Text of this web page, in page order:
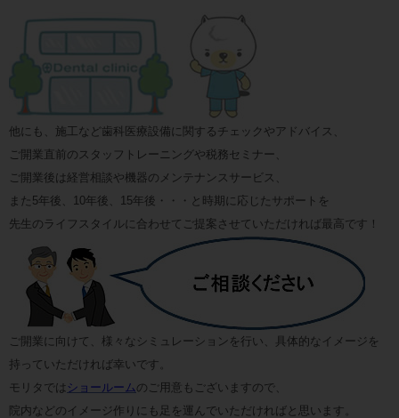
他にも、施工など歯科医療設備に関するチェックやアドバイス、
ご開業直前のスタッフトレーニングや税務セミナー、
ご開業後は経営相談や機器のメンテナンスサービス、
また5年後、10年後、15年後・・・と時期に応じたサポートを
先生のライフスタイルに合わせてご提案させていただければ最高です！
ご開業に向けて、様々なシミュレーションを行い、具体的なイメージを
持っていただければ幸いです。
モリタでは ショールーム のご用意もございますので、
院内などのイメージ作りにも足を運んでいただければと思います。